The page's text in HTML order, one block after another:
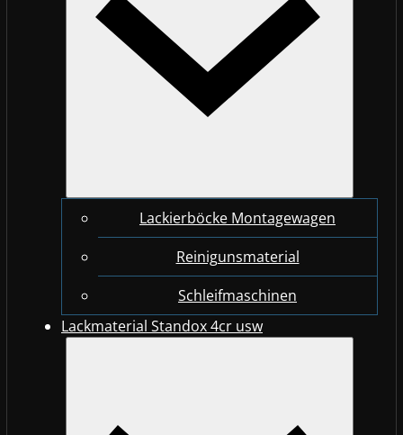
Lackierböcke Montagewagen
Reinigunsmaterial
Schleifmaschinen
Lackmaterial Standox 4cr usw